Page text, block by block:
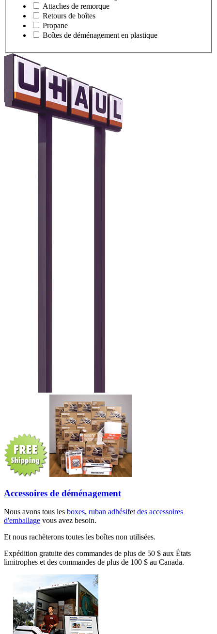
Attaches de remorque
Retours de boîtes
Propane
Boîtes de déménagement en plastique
Accessoires de déménagement
Nous avons tous les boxes, ruban adhésifetdes accessoires
d'emballage vous avez besoin.
Et nous rachèterons toutes les boîtes non utilisées.
Expédition gratuite des commandes de plus de 50 $ aux États
limitrophes et des commandes de plus de 100 $ au Canada.